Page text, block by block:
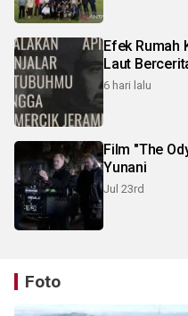
Efek
Laut
6 hari lalu
Film "The
Yunani
Jul 23rd
Foto